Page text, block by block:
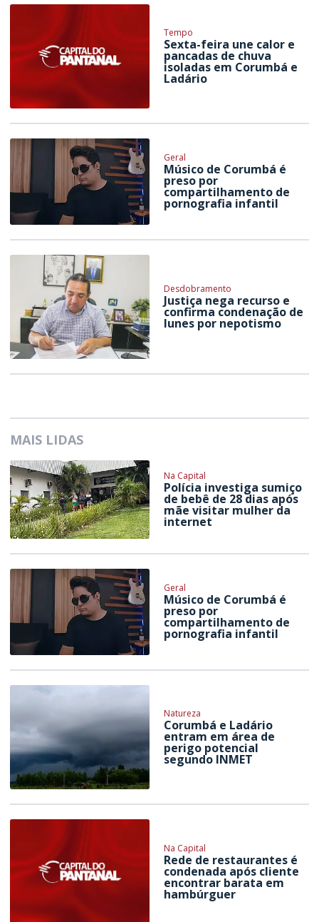
Tempo
Sexta-feira une calor e
pancadas de chuva
isoladas em Corumbá e
Ladário
Geral
Músico de Corumbá é
preso por
compartilhamento de
pornografia infantil
Desdobramento
Justiça nega recurso e
confirma condenação de
Iunes por nepotismo
MAIS LIDAS
Na Capital
Polícia investiga sumiço
de bebê de 28 dias após
mãe visitar mulher da
internet
Geral
Músico de Corumbá é
preso por
compartilhamento de
pornografia infantil
Natureza
Corumbá e Ladário
entram em área de
perigo potencial
segundo INMET
Na Capital
Rede de restaurantes é
condenada após cliente
encontrar barata em
hambúrguer